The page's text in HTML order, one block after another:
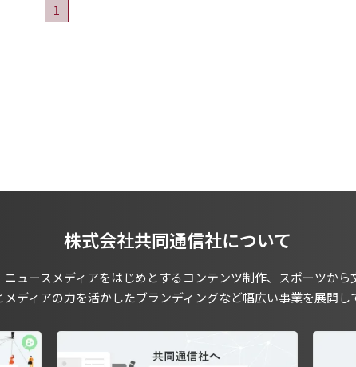
1
株式会社共同通信社について
ュースメディアをはじめとするコンテンツ制作、スポーツか
メディアの力を活かしたブランディングなど幅広い事業を展開し